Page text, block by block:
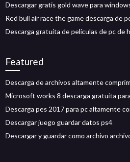
Descargar gratis gold wave para
Red bull air race the game descarga de
Descarga gratuita de películas de pc de
Featured
Descarga de archivos altamente
Microsoft works 8 descarga gratuita
Descarga pes 2017 para pc altamente
Descargar juego guardar datos ps4
Descargar y guardar como archivo